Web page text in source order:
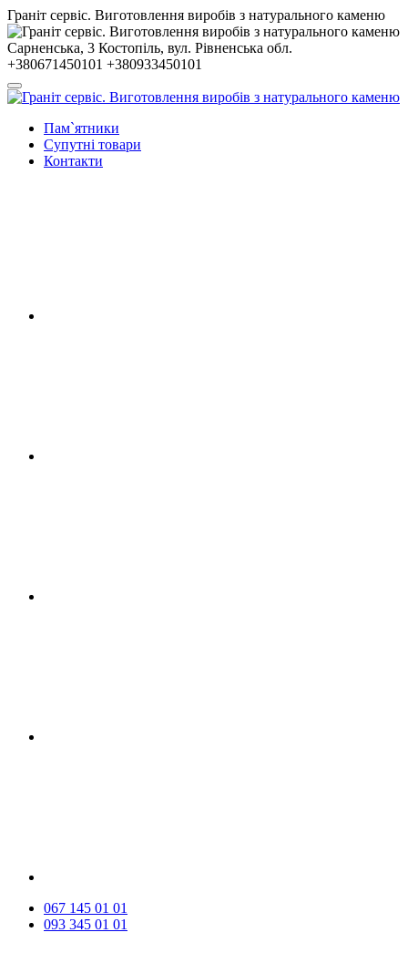
Гранiт сервiс. Виготовлення виробів з натурального каменю
Сарненська, 3 Костопiль, вул. Рiвненська обл.
+380671450101 +380933450101
Пам`ятники
Супутні товари
Контакти
067 145 01 01
093 345 01 01